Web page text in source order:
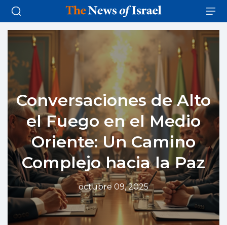
Conversaciones de Alto
el Fuego en el Medio
Oriente: Un Camino
Complejo hacia la Paz
octubre 09, 2025